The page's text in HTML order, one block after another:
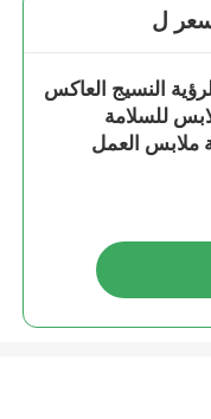
ل
النسيج العاكس
للسلامة
ملابس العمل